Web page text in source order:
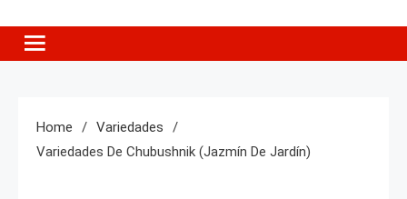
Home
Variedades
Variedades De Chubushnik (jazmín De Jardín)